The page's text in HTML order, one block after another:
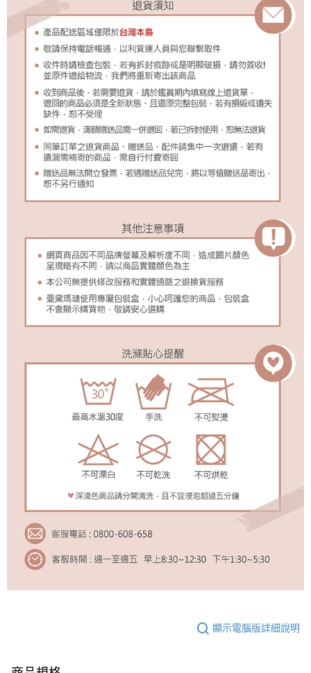
顯示電腦版詳細說明